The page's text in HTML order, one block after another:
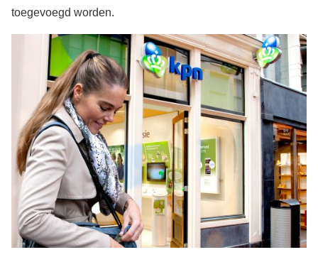
toegevoegd worden.